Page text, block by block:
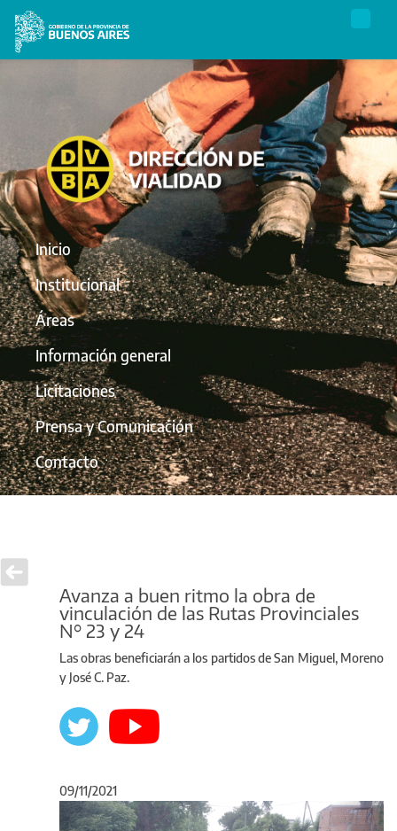
Inicio
Institucional
Áreas
Información general
Licitaciones
Prensa y Comunicación
Contacto
Avanza a buen ritmo la obra de
vinculación de las Rutas Provinciales
N° 23 y 24
Las obras beneficiarán a los partidos de San Miguel, Moreno
y José C. Paz.
09/11/2021
Anterior